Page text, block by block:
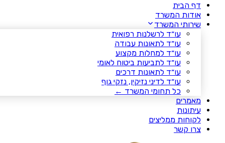
דף הבית
אודות המשרד
שירותי המשרד
עו״ד לרשלנות רפואית
עו״ד לתאונות עבודה
עו״ד למחלות מקצוע
עו״ד לתביעות ביטוח לאומי
עו״ד לתאונות דרכים
עו״ד לדיני נזיקין, נזקי גוף
כל תחומי המשרד ←
מאמרים
עיתונות
לקוחות ממליצים
צרו קשר